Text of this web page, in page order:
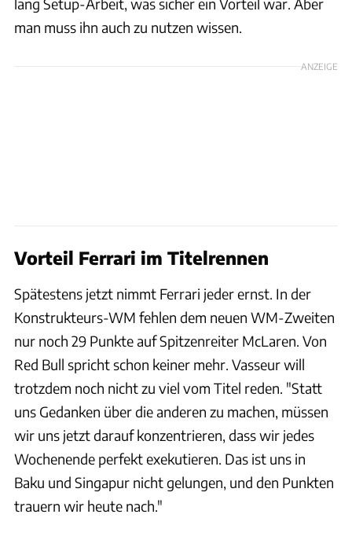
man muss ihn auch zu nutzen wissen.
ANZEIGE
Vorteil Ferrari im Titelrennen
Spätestens jetzt nimmt Ferrari jeder ernst. In der
Konstrukteurs-WM fehlen dem neuen WM-Zweiten
nur noch 29 Punkte auf Spitzenreiter McLaren. Von
Red Bull spricht schon keiner mehr. Vasseur will
trotzdem noch nicht zu viel vom Titel reden. "Statt
uns Gedanken über die anderen zu machen, müssen
wir uns jetzt darauf konzentrieren, dass wir jedes
Wochenende perfekt exekutieren. Das ist uns in
Baku und Singapur nicht gelungen, und den Punkten
trauern wir heute nach."